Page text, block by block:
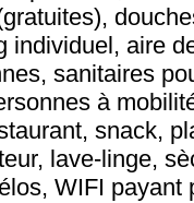
individuel, aire
sanitaires
à
snack,
lave-linge,
WIFI